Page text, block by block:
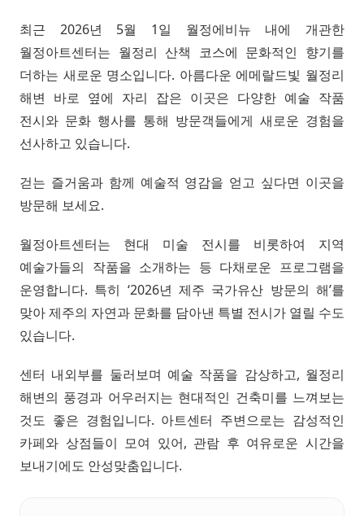
최근 2026년 5월 1일 월정에비뉴 내에 개관한
월정아트센터는 월정리 산책 코스에 문화적인 향기를
더하는 새로운 명소입니다. 아름다운 에메랄드빛 월정리
해변 바로 옆에 자리 잡은 이곳은 다양한 예술 작품
전시와 문화 행사를 통해 방문객들에게 새로운 경험을
선사하고 있습니다.
걷는 즐거움과 함께 예술적 영감을 얻고 싶다면 이곳을
방문해 보세요.
월정아트센터는 현대 미술 전시를 비롯하여 지역
예술가들의 작품을 소개하는 등 다채로운 프로그램을
운영합니다. 특히 ‘2026년 제주 국가유산 방문의 해’를
맞아 제주의 자연과 문화를 담아낸 특별 전시가 열릴 수도
있습니다.
센터 내외부를 둘러보며 예술 작품을 감상하고, 월정리
해변의 풍경과 어우러지는 현대적인 건축미를 느껴보는
것도 좋은 경험입니다. 아트센터 주변으로는 감성적인
카페와 상점들이 모여 있어, 관람 후 여유로운 시간을
보내기에도 안성맞춤입니다.